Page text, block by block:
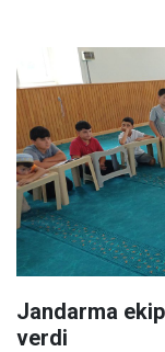
Jandarma
verdi